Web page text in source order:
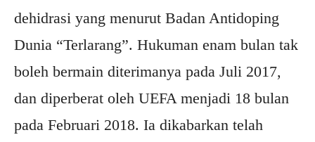
dehidrasi yang menurut Badan Antidoping
Dunia “Terlarang”. Hukuman enam bulan tak
boleh bermain diterimanya pada Juli 2017,
dan diperberat oleh UEFA menjadi 18 bulan
pada Februari 2018. Ia dikabarkan telah